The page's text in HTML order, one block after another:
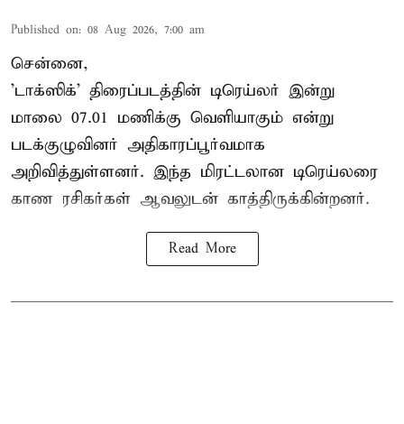
Published on: 08 Aug 2026, 7:00 am
சென்னை,
'டாக்ஸிக்' திரைப்படத்தின் டிரெய்லர் இன்று
மாலை 07.01 மணிக்கு வெளியாகும் என்று
படக்குழுவினர் அதிகாரப்பூர்வமாக
அறிவித்துள்ளனர். இந்த மிரட்டலான டிரெய்லரை
காண ரசிகர்கள் ஆவலுடன் காத்திருக்கின்றனர்.
Read More